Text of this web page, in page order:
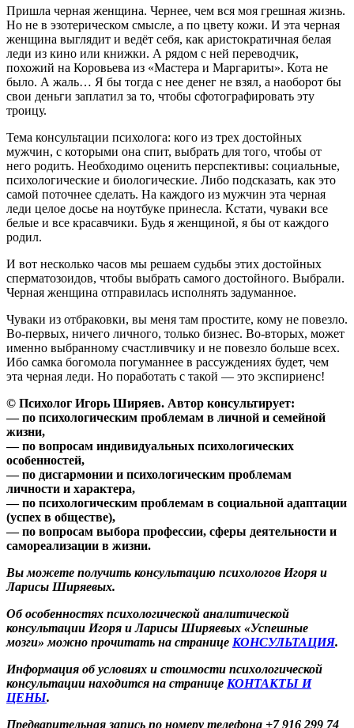
Пришла черная женщина. Чернее, чем вся моя грешная жизнь.
Но не в эзотерическом смысле, а по цвету кожи. И эта черная
женщина выглядит и ведёт себя, как аристократичная белая
леди из кино или книжки. А рядом с ней переводчик,
похожий на Коровьева из «Мастера и Маргариты». Кота не
было. А жаль… Я бы тогда с нее денег не взял, а наоборот бы
свои деньги заплатил за то, чтобы сфотографировать эту
троицу.
Тема консультации психолога: кого из трех достойных
мужчин, с которыми она спит, выбрать для того, чтобы от
него родить. Необходимо оценить перспективы: социальные,
психологические и биологические. Либо подсказать, как это
самой поточнее сделать. На каждого из мужчин эта черная
леди целое досье на ноутбуке принесла. Кстати, чуваки все
белые и все красавчики. Будь я женщиной, я бы от каждого
родил.
И вот несколько часов мы решаем судьбы этих достойных
сперматозоидов, чтобы выбрать самого достойного. Выбрали.
Черная женщина отправилась исполнять задуманное.
Чуваки из отбраковки, вы меня там простите, кому не повезло.
Во-первых, ничего личного, только бизнес. Во-вторых, может
именно выбранному счастливчику и не повезло больше всех.
Ибо самка богомола погуманнее в рассуждениях будет, чем
эта черная леди. Но поработать с такой — это экспириенс!
© Психолог Игорь Ширяев. Автор консультирует:
— по психологическим проблемам в личной и семейной
жизни,
— по вопросам индивидуальных психологических
особенностей,
— по дисгармонии и психологическим проблемам
личности и характера,
— по психологическим проблемам в социальной адаптации
(успех в обществе),
— по вопросам выбора профессии, сферы деятельности и
самореализации в жизни.
Вы можете получить консультацию психологов Игоря и
Ларисы Ширяевых.
Об особенностях психологической аналитической
консультации Игоря и Ларисы Ширяевых «Успешные
мозги» можно прочитать на странице КОНСУЛЬТАЦИЯ.
Информация об условиях и стоимости психологической
консультации находится на странице КОНТАКТЫ И
ЦЕНЫ.
Предварительная запись по номеру телефона +7 916 299 74